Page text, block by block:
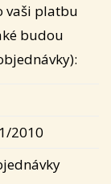
vaši platbu
budou
2010